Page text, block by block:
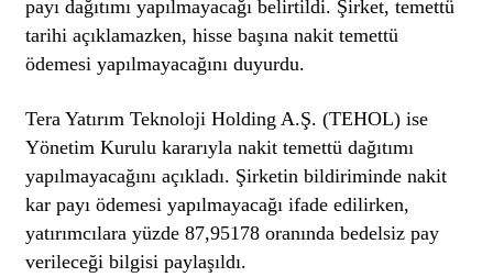
payı dağıtımı yapılmayacağı belirtildi. Şirket, temettü
tarihi açıklamazken, hisse başına nakit temettü
ödemesi yapılmayacağını duyurdu.
Tera Yatırım Teknoloji Holding A.Ş. (TEHOL) ise
Yönetim Kurulu kararıyla nakit temettü dağıtımı
yapılmayacağınıaçıkladı. Şirketin bildiriminde nakit
kar payı ödemesi yapılmayacağı ifade edilirken,
yatırımcılara yüzde 87,95178 oranında bedelsiz pay
verileceği bilgisi paylaşıldı.